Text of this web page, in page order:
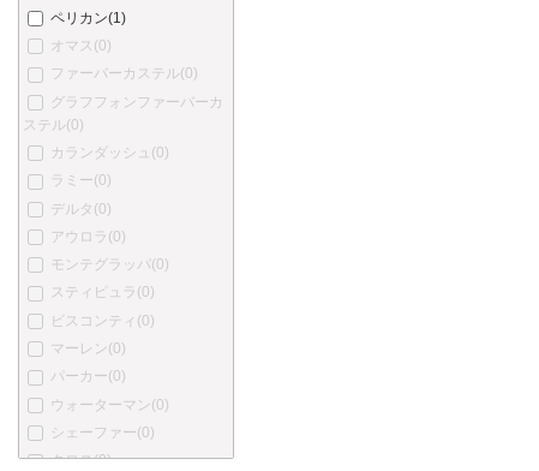
ペリカン(1)
オマス (0)
ファーバーカステル(0)
グラフフォンファーバーカ
ステル(0)
カランダッシュ (0)
ラミー(0)
デルタ (0)
アウロラ (0)
モンテグラッパ(0)
スティピュラ (0)
ビスコンティ (0)
マーレン (0)
パーカー(0)
ウォーターマン (0)
シェーファー(0)
クロス(0)